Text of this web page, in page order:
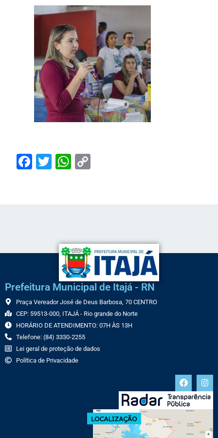
Facebook
TwitterWhatsApp
Prefeitura Municipal de Itajá - RN
Praça Vereador José de Deus Barbosa, 70 CENTRO
CEP: 59513-000, ITAJÁ - Rio grande do Norte
HORÁRIO DE ATENDIMENTO: 07H ÀS 13H
Telefone: (84) 3330-2255
Lei geral de proteção de dados
Política de Privacidade